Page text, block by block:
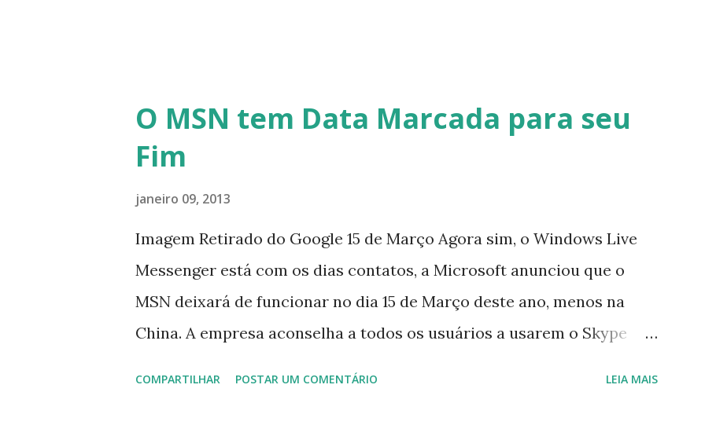
O MSN tem Data Marcada para seu
Fim
janeiro 09, 2013
Imagem Retirado do Google 15 de Março Agora sim, o Windows Live
Messenger está com os dias contatos, a Microsoft anunciou que o
MSN deixará de funcionar no dia 15 de Março deste ano, menos na
China. A empresa aconselha a todos os usuários a usarem o Skype
COMPARTILHAR POSTAR UM COMENTÁRIO LEIA MAIS